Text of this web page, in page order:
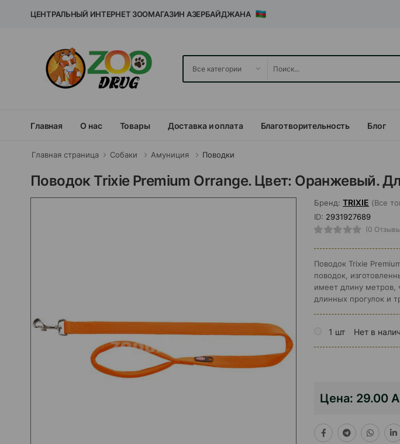
ЦЕНТРАЛЬНЫЙ ИНТЕРНЕТ ЗООМАГАЗИН АЗЕРБАЙДЖАНА
Главная О нас Товары Доставка и оплата Благотворительность Блог
Главная страница Собаки Амуниция Поводки
Поводок Trixie Premium Orrange. Цвет: Оранжевый.
Бренд: TRIXIE (Все
ID: 2931927689
(0
Поводок Trixie
поводок,
имеет длину метров,
длинных прогулок и
1 шт Нет в
Цена: 29.00